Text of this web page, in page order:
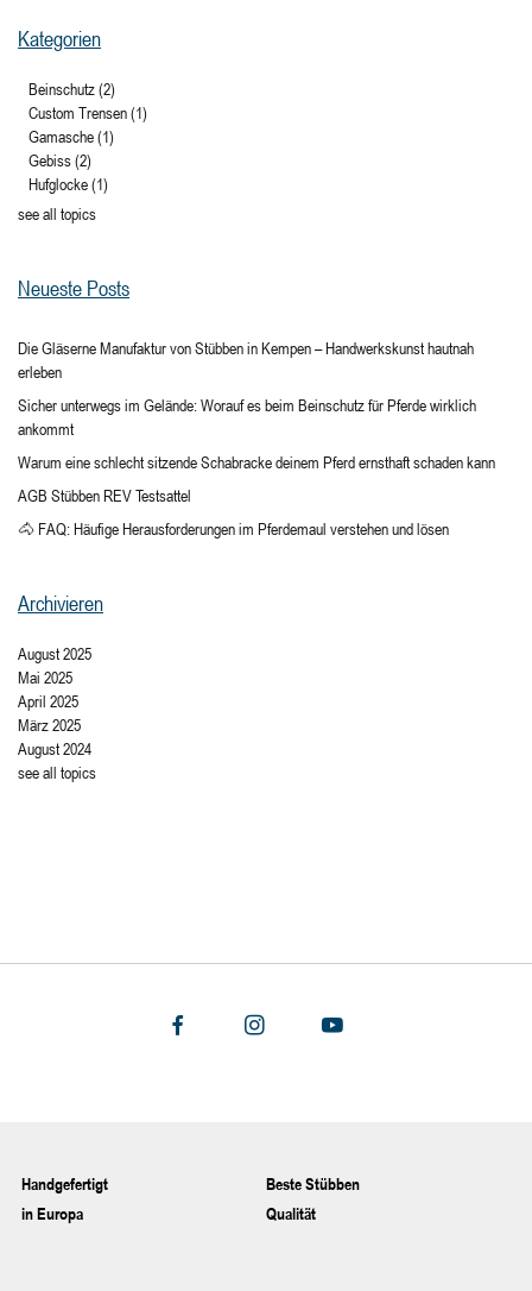
Kategorien
Beinschutz(2)
Custom Trensen(1)
Gamasche(1)
Gebiss(2)
Hufglocke(1)
see all topics
Neueste Posts
Die Gläserne Manufaktur von Stübben in Kempen – Handwerkskunst hautnah
erleben
Sicher unterwegs im Gelände: Worauf es beim Beinschutz für Pferde wirklich
ankommt
Warum eine schlecht sitzende Schabracke deinem Pferd ernsthaft schaden kann
AGB Stübben REV Testsattel
🐴 FAQ: Häufige Herausforderungen im Pferdemaul verstehen und lösen
Archivieren
August 2025
Mai 2025
April 2025
März 2025
August 2024
see all topics
Handgefertigt
in Europa
Beste Stübben
Qualität